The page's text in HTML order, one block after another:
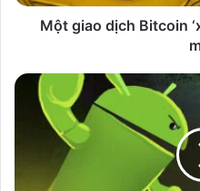
iPhone
Một giao dịch Bitcoin
Cảnh